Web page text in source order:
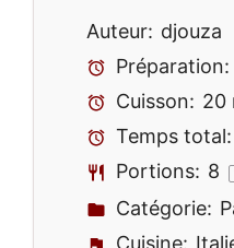
Auteur: djouza
Préparation:
Cuisson: 20
Temps total:
Portions: 8
Catégorie: